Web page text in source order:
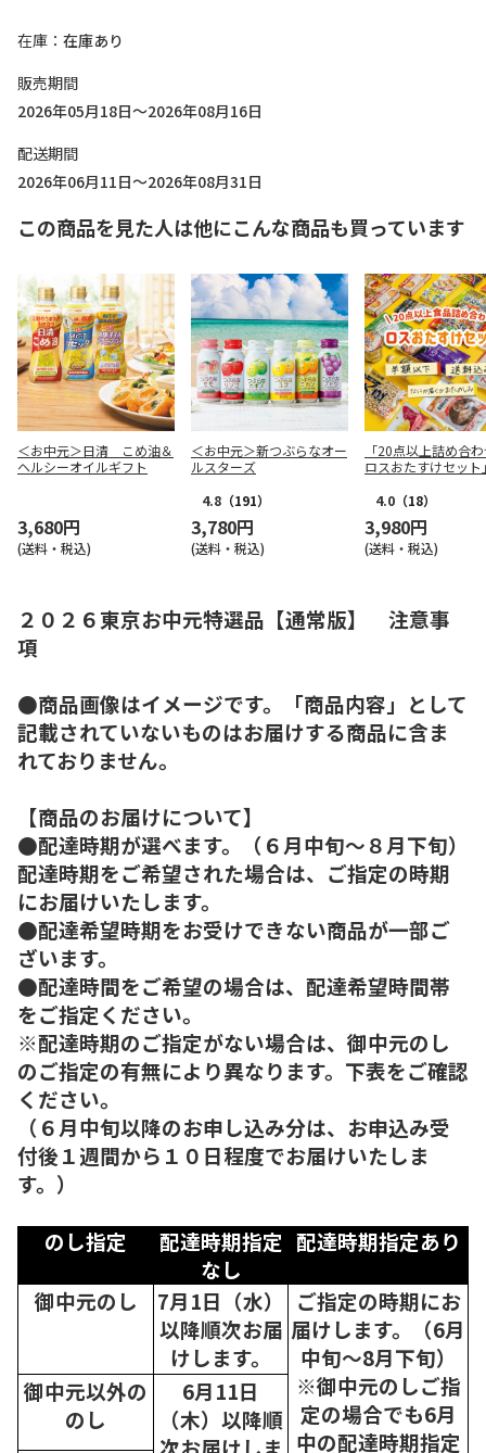
在庫
在庫あり
販売期間
2026年05月18日～2026年08月16日
配送期間
2026年06月11日～2026年08月31日
この商品を見た人は他にこんな商品も買っています
＜お中元＞日清 こめ油＆
ヘルシーオイルギフト
3,680円
(送料・税込)
＜お中元＞新つぶらなオー
ルスターズ
4.8 （191）
3,780円
(送料・税込)
「20点以上詰め合
ロスおたすけセット
4.0 （18）
3,980円
(送料・税込)
２０２６東京お中元特選品【通常版】 注意事
項
●商品画像はイメージです。「商品内容」として
記載されていないものはお届けする商品に含ま
れておりません。
【商品のお届けについて】
●配達時期が選べます。（６月中旬～８月下旬）
配達時期をご希望された場合は、ご指定の時期
にお届けいたします。
●配達希望時期をお受けできない商品が一部ご
ざいます。
●配達時間をご希望の場合は、配達希望時間帯
をご指定ください。
※配達時期のご指定がない場合は、御中元のし
のご指定の有無により異なります。下表をご確認
ください。
（６月中旬以降のお申し込み分は、お申込み受
付後１週間から１０日程度でお届けいたしま
す。）
のし指定
配達時期指定
なし
配達時期指定あり
御中元のし
7月1日（水）
以降順次お届
けします。
ご指定の時期にお
届けします。（6月
中旬～8月下旬）
※御中元のしご指
定の場合でも6月
中の配達時期指定
御中元以外の
のし
6月11日
（木）以降順
次お届けしま